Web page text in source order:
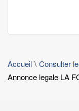
Accueil Consulter
Annonce legale LA